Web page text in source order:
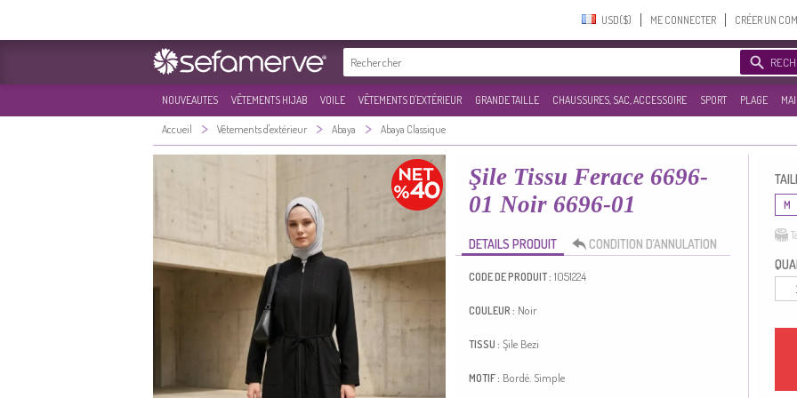
USD($)‎ ME CONNECTER CRÉER UN
NOUVEAUTES VÊTEMENTS HIJAB VOILE VÊTEMENTS D'EXTÉRIEUR GRANDE TAILLE CHAUSSURES, SAC, ACCESSOIRE SPORT PLAGE
Accueil > Vêtements d'extérieur > Abaya > Abaya Classique
Şile Tissu Ferace 6696-
01 Noir 6696-01
DETAILS PRODUIT CONDITION D’ANNULATION
CODE DE PRODUIT : 1051224
COULEUR : Noir
TISSU : Şile Bezi
MOTIF : Bordé. Simple
M